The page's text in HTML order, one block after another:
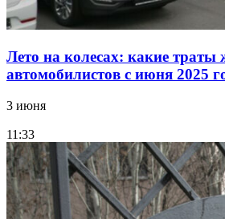
Лето на колесах: какие траты
автомобилистов с июня 2025
3 июня
11:33